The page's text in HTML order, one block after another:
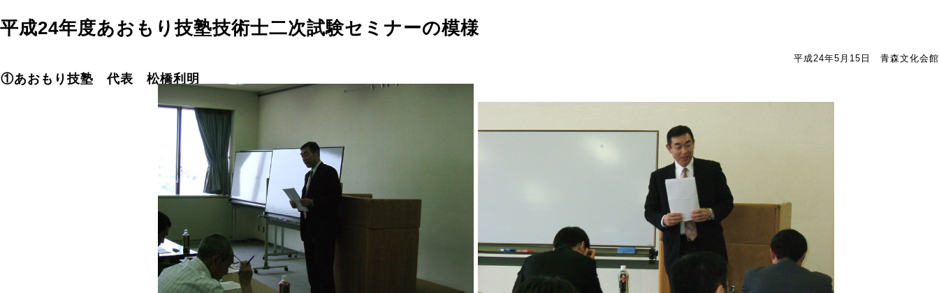
平成24年度あおもり技塾技術士二次試験セミナーの模様
平成24年5月15日 青森文化会館
①あおもり技塾 代表 松橋利明